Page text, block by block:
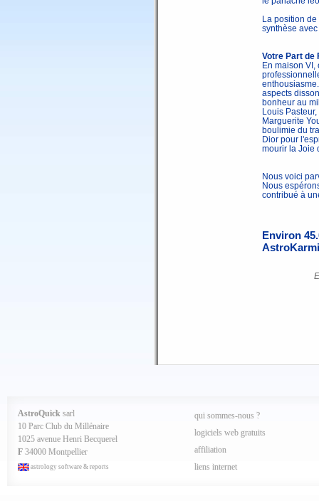
La position
synthèse
Votre Part de
En maison VI,
aspects
bonheur au
Louis
Marguerite
boulimie du
Dior pour
mourir la Joie
Nous voici
Nous
contribué à
Environ
AstroQuick sarl
10 Parc Club du Millénaire
1025 avenue Henri Becquerel
F 34000 Montpellier
astrology software & reports
qui sommes-nous ?
logiciels web gratuits
affiliation
liens internet